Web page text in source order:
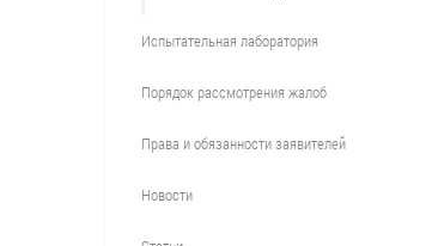
Испытательная лаборатория
Порядок рассмотрения жалоб
Права и обязанности заявителей
Новости